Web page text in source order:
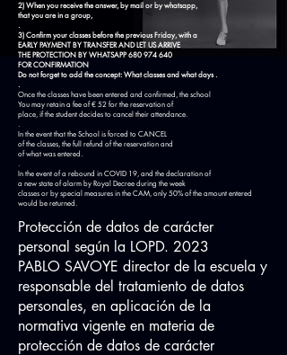
2) When you receive the answer, by mail or by whatsapp,
that you are in a group,
.
3) Confirm your classes before the previous Friday, with a
EARLY PAYMENT BY TRANSFER AND LET US ARRIVE
THE PROTECTION BY WHATSAPP 680 974 640
FOR CONFIRMATION
Do not forget to add the concept: What classes and what days .
.
Once the classes have been entered and confirmed, the school
You may retain a fee of € 52 for the reservation of
place, if the student decides to cancel their attendance.
.
In the event that the School is forced to CANCEL
of the classes, the full refund of the reservation and
of what was entered.
.
In the event of a rebound in COVID 19, and the declaration of
a new state of alarm by Royal Decree during the week
classes or by special measures in the CAM, only 50% of the amount entered
would be returned.
Protección de datos de carácter
personal según la LOPD. 2023
PABLO SAVOYE director de la escuela y
responsable del tratamiento de datos
personales, en aplicación de la
normativa vigente en materia de
protección de datos de carácter